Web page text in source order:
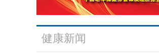
健康新闻